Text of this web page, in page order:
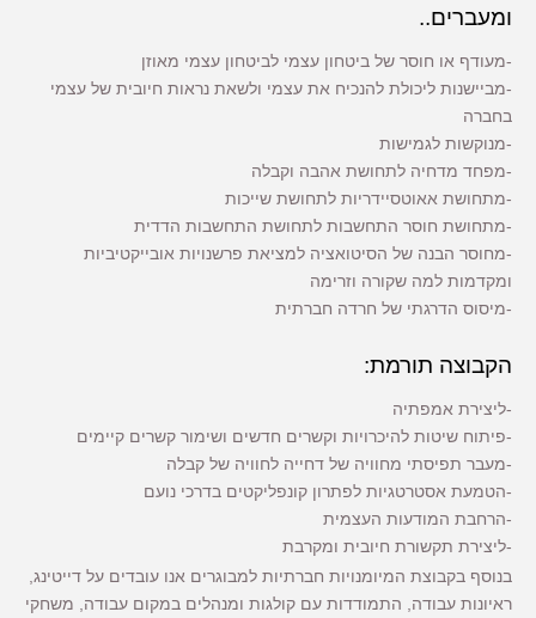
ומעברים..
-מעודף או חוסר של ביטחון עצמי לביטחון עצמי מאוזן
-מביישנות ליכולת להנכיח את עצמי ולשאת נראות חיובית של עצמי
בחברה
-מנוקשות לגמישות
-מפחד מדחיה לתחושת אהבה וקבלה
-מתחושת אאוטסיידריות לתחושת שייכות
-מתחושת חוסר התחשבות לתחושת התחשבות הדדית
-מחוסר הבנה של הסיטואציה למציאת פרשנויות אובייקטיביות
ומקדמות למה שקורה וזרימה
-מיסוס הדרגתי של חרדה חברתית
הקבוצה תורמת:
-ליצירת אמפתיה
-פיתוח שיטות להיכרויות וקשרים חדשים ושימור קשרים קיימים
-מעבר תפיסתי מחוויה של דחייה לחוויה של קבלה
-הטמעת אסטרטגיות לפתרון קונפליקטים בדרכי נועם
-הרחבת המודעות העצמית
-ליצירת תקשורת חיובית ומקרבת
בנוסף בקבוצת המיומנויות חברתיות למבוגרים אנו עובדים על דייטינג,
ראיונות עבודה, התמודדות עם קולגות ומנהלים במקום עבודה, משחקי